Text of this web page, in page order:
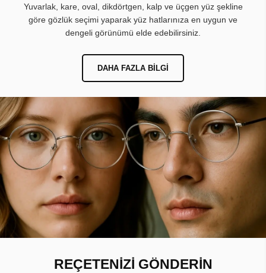
Yuvarlak, kare, oval, dikdörtgen, kalp ve üçgen yüz şekline
göre gözlük seçimi yaparak yüz hatlarınıza en uygun ve
dengeli görünümü elde edebilirsiniz.
DAHA FAZLA BILGI
REÇETENİZİ GÖNDERİN